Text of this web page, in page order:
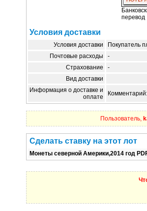
перевод
Условия доставки
Условия доставки
Покупатель
Почтовые расходы
-
Страхование
-
Вид доставки
Информация о доставке и
оплате
Пользователь,
Сделать ставку на этот лот
Монеты северной Америки,2014 год